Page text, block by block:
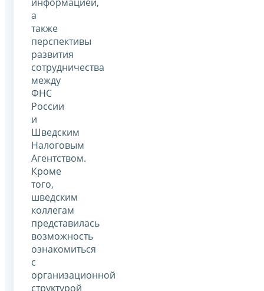
а
также
перспективы
развития
сотрудничества
между
ФНС
России
и
Шведским
Налоговым
Агентством.
Кроме
того,
шведским
коллегам
представилась
возможность
ознакомиться
с
организационной
структурой